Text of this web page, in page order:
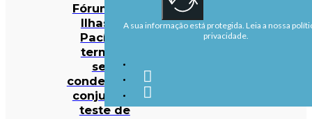
Fórum das
Ilhas do
Pacífico
termina
sem
condenação
conjunta a
teste de
A sua informação está protegida. Leia a nossa
privacidade.